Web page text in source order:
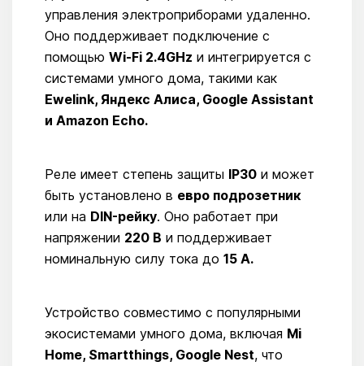
управления электроприборами удаленно.
Оно поддерживает подключение с
помощью Wi-Fi 2.4GHz и интегрируется с
системами умного дома, такими как
Ewelink, Яндекс Алиса, Google Assistant
и Amazon Echo.
Реле имеет степень защиты IP30 и может
быть установлено в евро подрозетник
или на DIN-рейку. Оно работает при
напряжении 220 В и поддерживает
номинальную силу тока до 15 А.
Устройство совместимо с популярными
экосистемами умного дома, включая Mi
Home, Smartthings, Google Nest, что